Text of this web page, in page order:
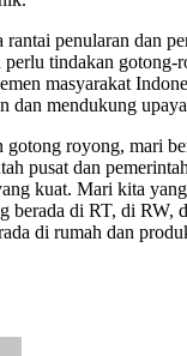
rantai penularan dan
tindakan gotong-
masyarakat
dan mendukung
gotong royong, mari
pusat dan
kuat. Mari kita
berada di RT, di RW,
di rumah dan